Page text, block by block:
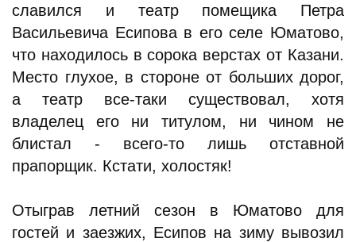
славился и театр помещика Петра
Васильевича Есипова в его селе Юматово,
что находилось в сорока верстах от Казани.
Место глухое, в стороне от больших дорог,
а театр все-таки существовал, хотя
владелец его ни титулом, ни чином не
блистал - всего-то лишь отставной
прапорщик. Кстати, холостяк!
Отыграв летний сезон в Юматово для
гостей и заезжих, Есипов на зиму вывозил